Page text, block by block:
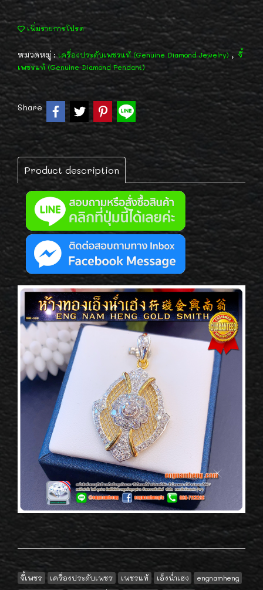
เพิ่มรายการโปรด
หมวดหมู่ :เครื่องประดับเพชรแท้ (Genuine Diamond Jewelry) , จี้
เพชรแท้ (Genuine Diamond Pendant)
Share
Product description
จี้เพชร เครื่องประดับเพชร เพชรแท้ เอ็งน่ำเฮง
engnamheng